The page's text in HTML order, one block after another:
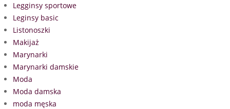
Legginsy sportowe
Leginsy basic
Listonoszki
Makijaż
Marynarki
Marynarki damskie
Moda
Moda damska
moda męska